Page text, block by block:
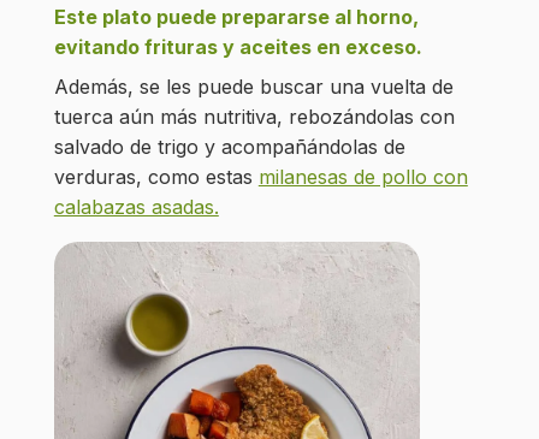
Este plato puede prepararse al horno,
evitando frituras y aceites en exceso.
Además, se les puede buscar una vuelta de
tuerca aún más nutritiva, rebozándolas con
salvado de trigo y acompañándolas de
verduras, como estas milanesas de pollo con
calabazas asadas.